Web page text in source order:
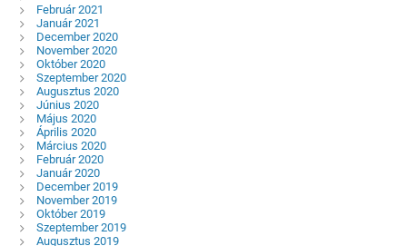
Február 2021
Január 2021
December 2020
November 2020
Október 2020
Szeptember 2020
Augusztus 2020
Június 2020
Május 2020
Április 2020
Március 2020
Február 2020
Január 2020
December 2019
November 2019
Október 2019
Szeptember 2019
Augusztus 2019